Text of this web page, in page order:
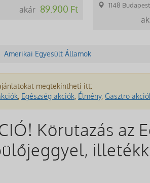
akár 89.900 Ft
1148 Budapest, Fogarasi út 5. 27. ép.(
Amerikai Egyesült Államok
megtekintheti itt:
, Egészség akciók, Élmény, Gasztro
Körutazás az